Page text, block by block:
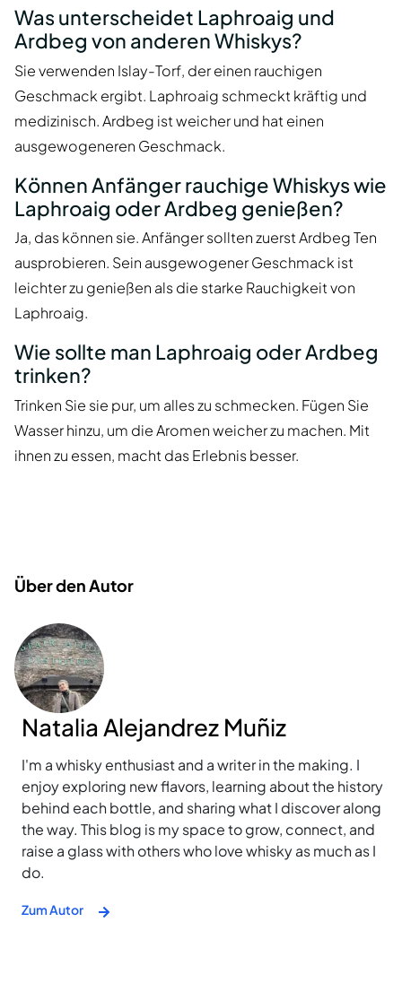
Was unterscheidet Laphroaig und
Ardbeg von anderen Whiskys?
Sie verwenden Islay-Torf, der einen rauchigen
Geschmack ergibt. Laphroaig schmeckt kräftig und
medizinisch. Ardbeg ist weicher und hat einen
ausgewogeneren Geschmack.
Können Anfänger rauchige Whiskys wie
Laphroaig oder Ardbeg genießen?
Ja, das können sie. Anfänger sollten zuerst Ardbeg Ten
ausprobieren. Sein ausgewogener Geschmack ist
leichter zu genießen als die starke Rauchigkeit von
Laphroaig.
Wie sollte man Laphroaig oder Ardbeg
trinken?
Trinken Sie sie pur, um alles zu schmecken. Fügen Sie
Wasser hinzu, um die Aromen weicher zu machen. Mit
ihnen zu essen, macht das Erlebnis besser.
Über den Autor
Natalia Alejandrez Muñiz
I'm a whisky enthusiast and a writer in the making. I
enjoy exploring new flavors, learning about the history
behind each bottle, and sharing what I discover along
the way. This blog is my space to grow, connect, and
raise a glass with others who love whisky as much as I
do.
Zum Autor